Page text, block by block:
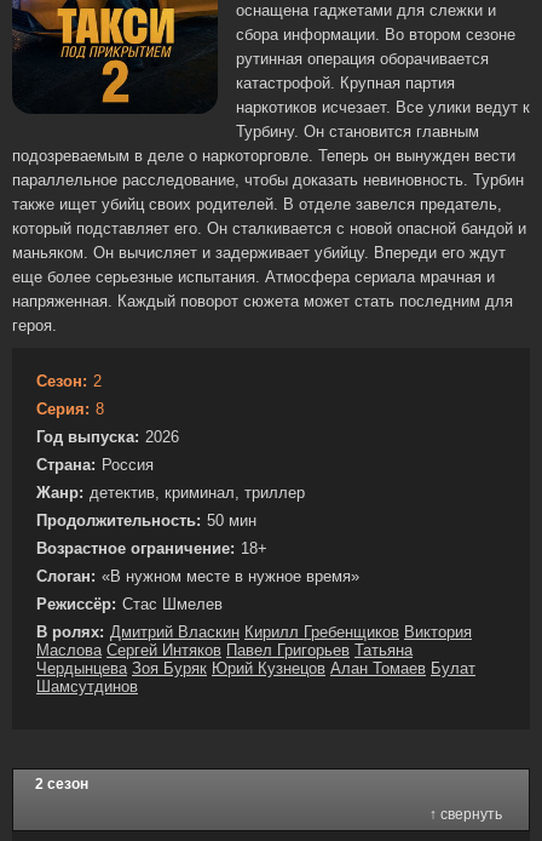
оснащена гаджетами для слежки и
сбора информации. Во втором сезоне
рутинная операция оборачивается
катастрофой. Крупная партия
наркотиков исчезает. Все улики ведут к
Турбину. Он становится главным
подозреваемым в деле о наркоторговле. Теперь он вынужден вести
параллельное расследование, чтобы доказать невиновность. Турбин
также ищет убийц своих родителей. В отделе завелся предатель,
который подставляет его. Он сталкивается с новой опасной бандой и
маньяком. Он вычисляет и задерживает убийцу. Впереди его ждут
еще более серьезные испытания. Атмосфера сериала мрачная и
напряженная. Каждый поворот сюжета может стать последним для
героя.
Сезон: 2
Серия: 8
Год выпуска: 2026
Страна: Россия
Жанр: детектив, криминал, триллер
Продолжительность: 50 мин
Возрастное ограничение: 18+
Слоган: «В нужном месте в нужное время»
Режиссёр: Стас Шмелев
В ролях: Дмитрий Власкин Кирилл Гребенщиков Виктория
Маслова Сергей Интяков Павел Григорьев Татьяна
Чердынцева Зоя Буряк Юрий Кузнецов Алан Томаев Булат
Шамсутдинов
2 сезон
↑ свернуть